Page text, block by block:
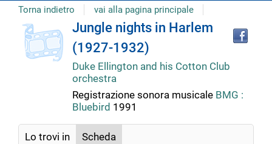
Torna indietro vai alla pagina principale
Dettaglio
del
documento
copertina
Jungle nights in Harlem
(1927-1932)
Duke Ellington and his Cotton Club
orchestra
Registrazione sonora musicale BMG :
Bluebird 1991
Lo trovi in Scheda